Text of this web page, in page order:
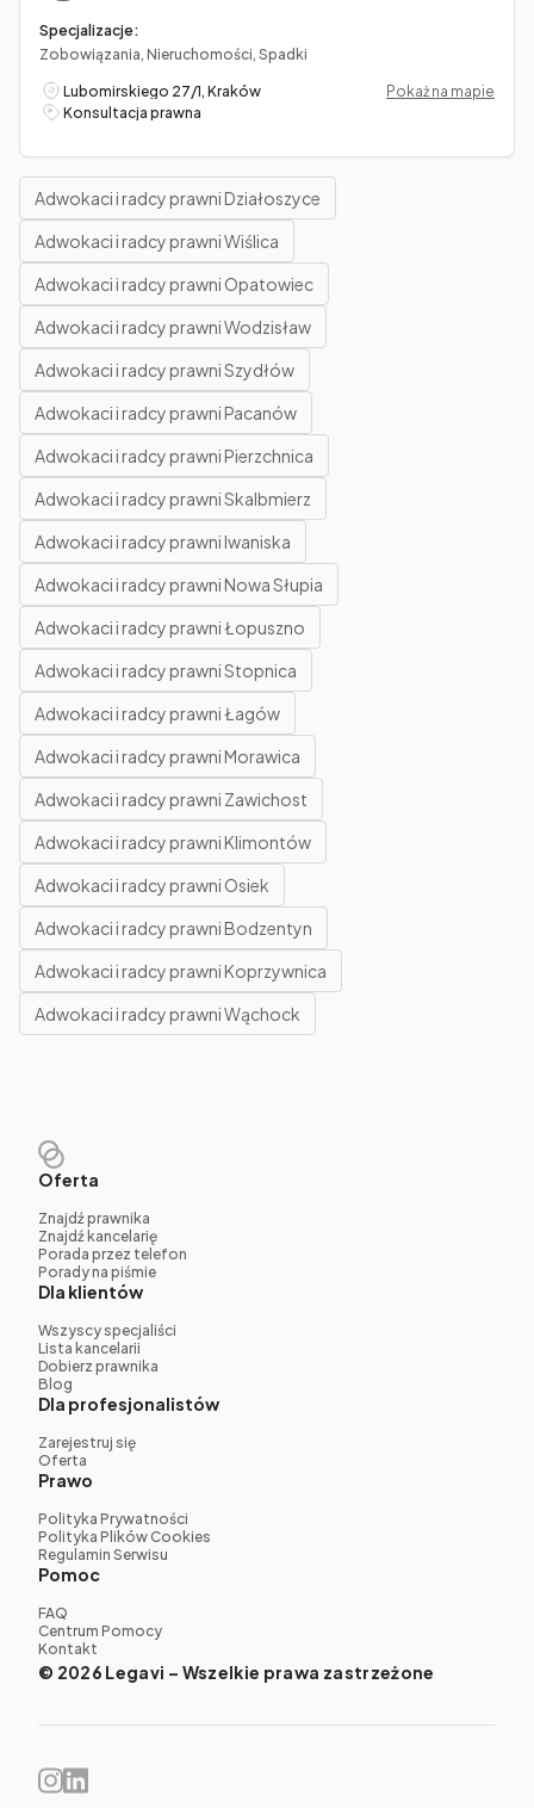
Specjalizacje:
Zobowiązania, Nieruchomości, Spadki
Lubomirskiego 27/1, Kraków
Pokaż na mapie
Konsultacja prawna
Adwokaci i radcy prawni Działoszyce
Adwokaci i radcy prawni Wiślica
Adwokaci i radcy prawni Opatowiec
Adwokaci i radcy prawni Wodzisław
Adwokaci i radcy prawni Szydłów
Adwokaci i radcy prawni Pacanów
Adwokaci i radcy prawni Pierzchnica
Adwokaci i radcy prawni Skalbmierz
Adwokaci i radcy prawni Iwaniska
Adwokaci i radcy prawni Nowa Słupia
Adwokaci i radcy prawni Łopuszno
Adwokaci i radcy prawni Stopnica
Adwokaci i radcy prawni Łagów
Adwokaci i radcy prawni Morawica
Adwokaci i radcy prawni Zawichost
Adwokaci i radcy prawni Klimontów
Adwokaci i radcy prawni Osiek
Adwokaci i radcy prawni Bodzentyn
Adwokaci i radcy prawni Koprzywnica
Adwokaci i radcy prawni Wąchock
Oferta
Znajdź prawnika
Znajdź kancelarię
Porada przez telefon
Porady na piśmie
Dla klientów
Wszyscy specjaliści
Lista kancelarii
Dobierz prawnika
Blog
Dla profesjonalistów
Zarejestruj się
Oferta
Prawo
Polityka Prywatności
Polityka Plików Cookies
Regulamin Serwisu
Pomoc
FAQ
Centrum Pomocy
Kontakt
© 2026 Legavi – Wszelkie prawa zastrzeżone